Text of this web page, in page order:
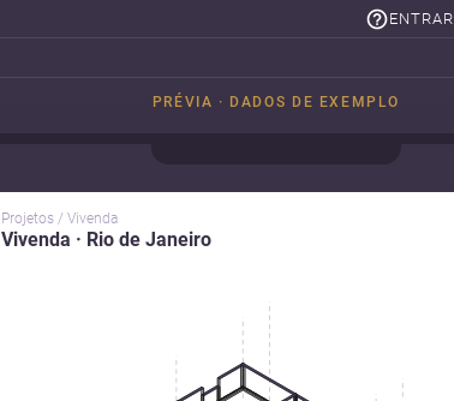
ENTRAR
PRÉVIA · DADOS DE EXEMPLO
Projetos / Vivenda
Vivenda · Rio de Janeiro